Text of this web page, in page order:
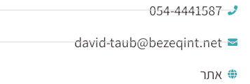
054-4441587
david-taub@bezeqint.net
אתר